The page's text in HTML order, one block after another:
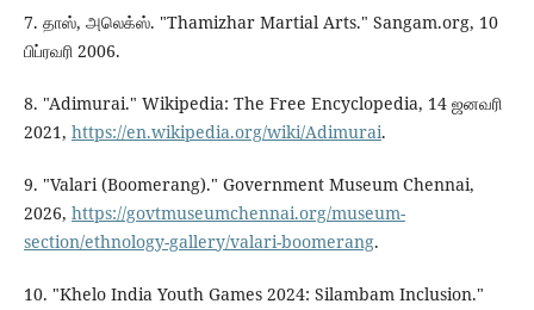
7. தாஸ், அலெக்ஸ். "Thamizhar Martial Arts." Sangam.org, 10
பிப்ரவரி 2006.
8. "Adimurai." Wikipedia: The Free Encyclopedia, 14 ஜனவரி
2021, https://en.wikipedia.org/wiki/Adimurai.
9. "Valari (Boomerang)." Government Museum Chennai,
2026, https://govtmuseumchennai.org/museum-
section/ethnology-gallery/valari-boomerang.
10. "Khelo India Youth Games 2024: Silambam Inclusion."